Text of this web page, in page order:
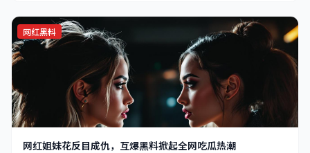
网红黑料
网红姐妹花反目成仇，互爆黑料掀起全网吃瓜热潮